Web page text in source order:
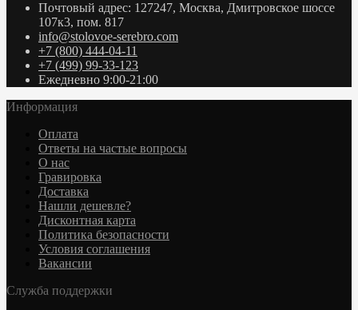
Почтовый адрес: 127247, Москва, Дмитровское шоссе
107к3, пом. 817
info@stolovoe-serebro.com
+7 (800) 444-04-11
+7 (499) 99-33-123
Ежедневно 9:00-21:00
Информация
Оплата
Ответы на частые вопросы
О нас
Гравировка
Доставка
Нашли дешевле?
Дисконтная карта
Политика безопасности
Условия соглашения
Вакансии
Служба поддержки